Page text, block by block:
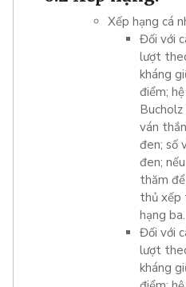
Xếp hạng cá
Đối với
lượt
kháng
điểm;
ván
đen; số
đen;
thăm
thủ xếp
hạng ba.
Đối với
lượt
kháng